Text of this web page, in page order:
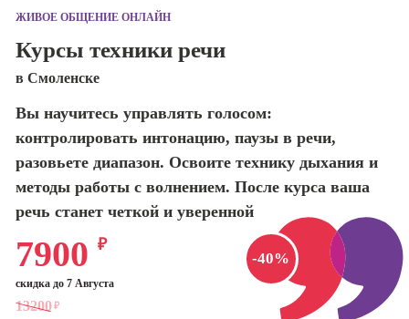
Школа дизайна
программирования
Школа психологии
Школа актерского
Школа бизнеса и
управления
сайтов)
Профессия
Интернет-
Профессия
Менеджер по
маркетингу в
социальных
сетях (SMM-
ЖИВОЕ ОБЩЕНИЕ ОНЛАЙН
Курсы техники речи
в Смоленске
Вы научитесь управлять голосом:
контролировать интонацию, паузы в речи,
разовьете диапазон. Освоите технику дыхания и
методы работы с волнением. После курса ваша
речь станет четкой и уверенной
-40%
13200 ₽
7900 ₽
скидка до 7 Августа